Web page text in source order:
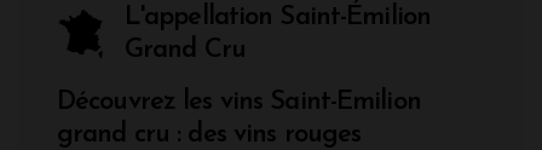
L'appellation Saint-Émilion
Grand Cru
Découvrez les vins Saint-Emilion
grand cru : des vins rouges